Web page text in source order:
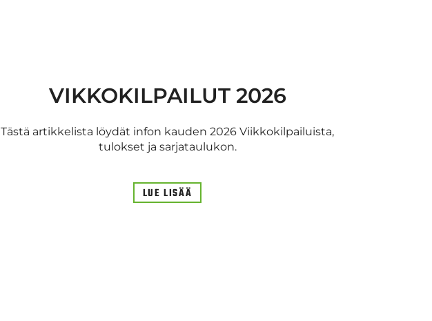
VIKKOKILPAILUT 2026
Tästä artikkelista löydät infon kauden 2026 Viikkokilpailuista,
tulokset ja sarjataulukon.
LUE LISÄÄ